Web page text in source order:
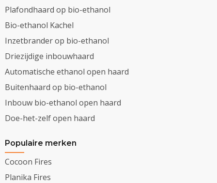
Plafondhaard op bio-ethanol
Bio-ethanol Kachel
Inzetbrander op bio-ethanol
Driezijdige inbouwhaard
Automatische ethanol open haard
Buitenhaard op bio-ethanol
Inbouw bio-ethanol open haard
Doe-het-zelf open haard
Populaire merken
Cocoon Fires
Planika Fires